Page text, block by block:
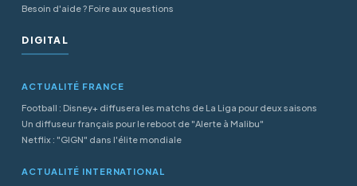
Besoin d'aide ? Foire aux questions
DIGITAL
ACTUALITÉ FRANCE
Football : Disney+ diffusera les matchs de La Liga pour deux saisons
Un diffuseur français pour le reboot de "Alerte à Malibu"
Netflix : "GIGN" dans l'élite mondiale
ACTUALITÉ INTERNATIONAL